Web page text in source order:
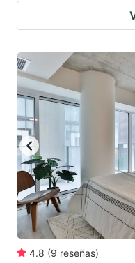
4.8 (9 reseñas)